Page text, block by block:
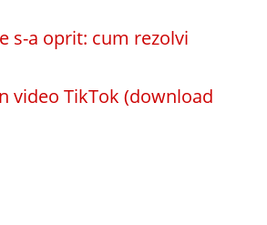
s-a oprit: cum rezolvi
video TikTok (download